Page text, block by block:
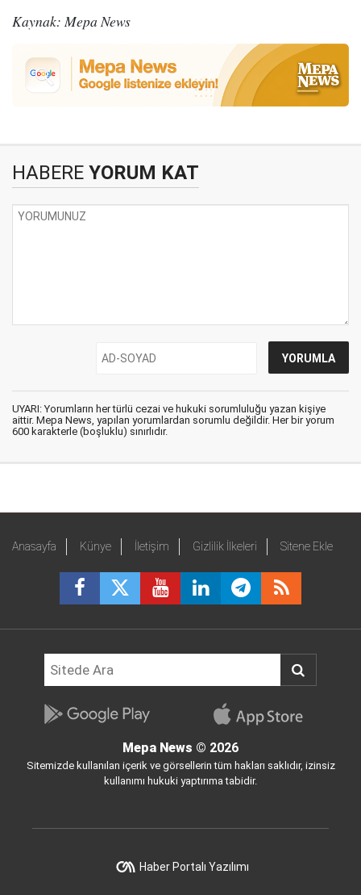
Kaynak: Mepa News
HABERE YORUM KAT
UYARI: Yorumların her türlü cezai ve hukuki sorumluluğu yazan kişiye
aittir. Mepa News, yapılan yorumlardan sorumlu değildir. Her bir yorum
600 karakterle (boşluklu) sınırlıdır.
Anasayfa Künye İletişim Gizlilik İlkeleri Sitene Ekle
Mepa News © 2026
Sitemizde kullanılan içerik ve görsellerin tüm hakları saklıdır, izinsiz
kullanımı hukuki yaptırıma tabidir.
Haber Portalı Yazılımı